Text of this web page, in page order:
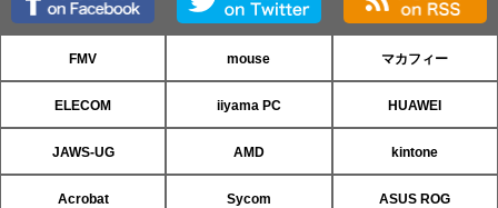
FMV mouse マカフィー
ELECOM iiyama PC HUAWEI
JAWS-UG AMD kintone
Acrobat Sycom ASUS ROG